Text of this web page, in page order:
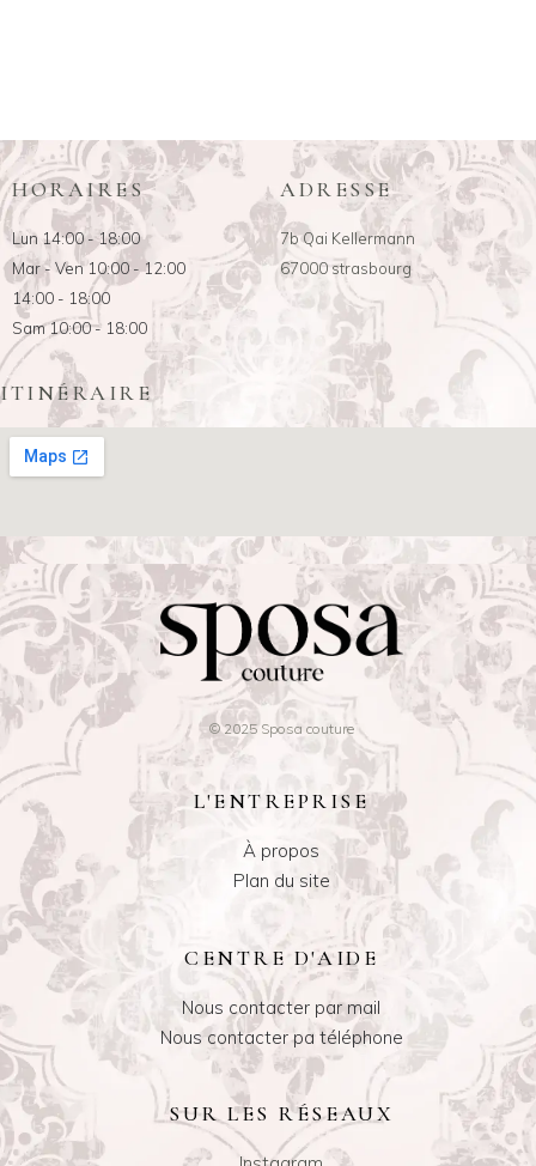
HORAIRES
Lun 14:00 - 18:00
Mar - Ven 10:00 - 12:00
14:00 - 18:00
Sam 10:00 - 18:00
ADRESSE
7b Qai Kellermann
67000 strasbourg
ITINÉRAIRE
© 2025 Sposa couture
L'ENTREPRISE
À propos
Plan du site
CENTRE D'AIDE
Nous contacter par mail
Nous contacter pa téléphone
SUR LES RÉSEAUX